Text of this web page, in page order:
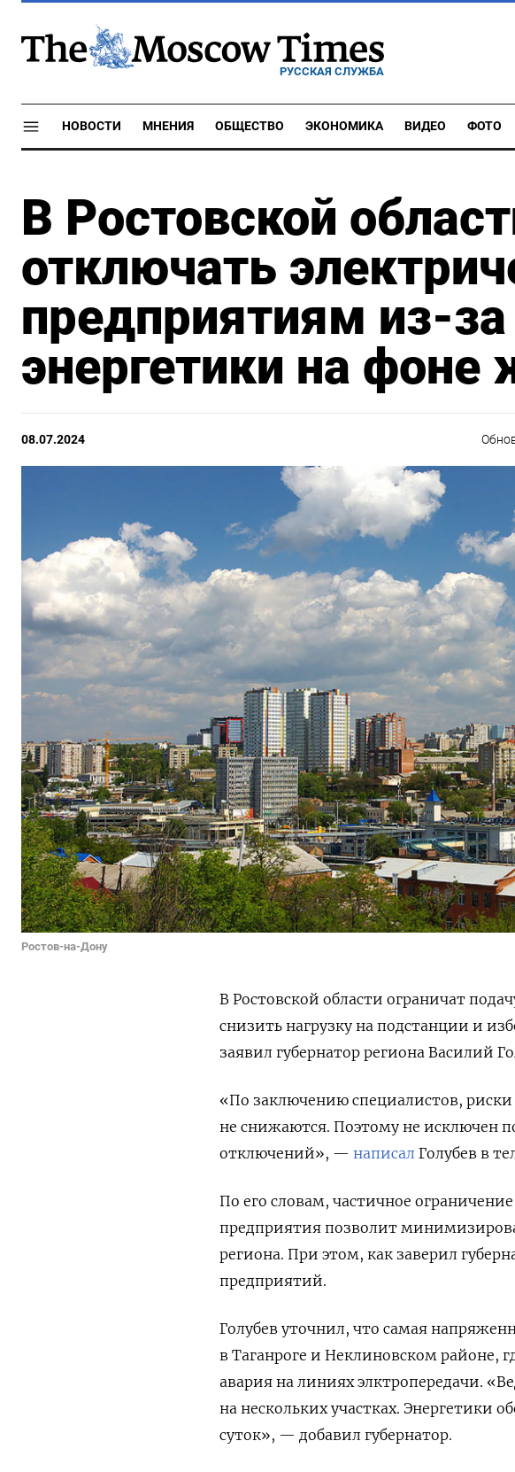
РУССКАЯ СЛУЖБА
НОВОСТИ МНЕНИЯ ОБЩЕСТВО ЭКОНОМИКА ВИДЕО ФОТО
В Ростовской
отключать
предприятиям из-за
энергетики на
08.07.2024
Ростов-на-Дону
В Ростовской области ограничат
снизить нагрузку на подстанции и
заявил губернатор региона Василий
«По заключению специалистов, риски
не снижаются. Поэтому не исключен
отключений», — написал Голубев в
По его словам, частичное
предприятия позволит
региона. При этом, как заверил
предприятий.
Голубев уточнил, что самая
в Таганроге и Неклиновском районе,
авария на линиях элктропередачи.
на нескольких участках. Энергетики
суток», — добавил губернатор.